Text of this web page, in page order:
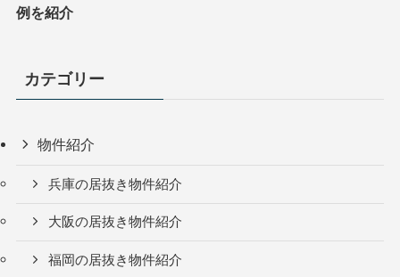
例を紹介
カテゴリー
物件紹介
兵庫の居抜き物件紹介
大阪の居抜き物件紹介
福岡の居抜き物件紹介